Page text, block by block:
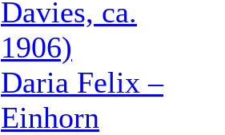
Davies, ca.
1906)
Daria Felix –
Einhorn